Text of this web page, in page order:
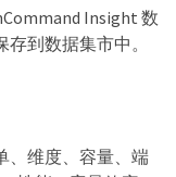
Insight 数
到数据集市中。
、维度、容量、端